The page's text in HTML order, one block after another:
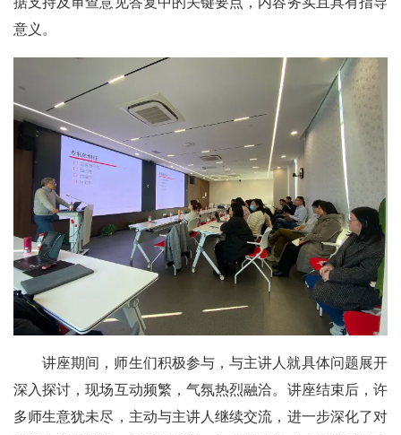
意义。
讲座期间，师生们积极参与，与主讲人就具体问题展开
深入探讨，现场互动频繁，气氛热烈融洽。讲座结束后，许
多师生意犹未尽，主动与主讲人继续交流，进一步深化了对